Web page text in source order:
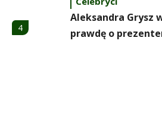
4
Aleksandra Grysz
prawdę o